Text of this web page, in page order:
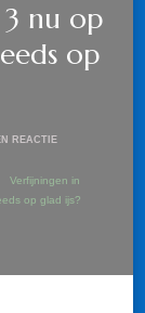
nu op
op
REACTIEOP
BOX
Verfijningen in
op glad ijs?